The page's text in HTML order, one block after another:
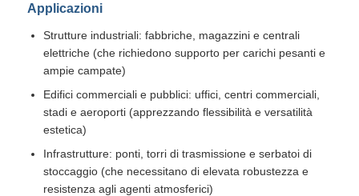
Applicazioni
Strutture industriali: fabbriche, magazzini e centrali
elettriche (che richiedono supporto per carichi pesanti e
ampie campate)
Edifici commerciali e pubblici: uffici, centri commerciali,
stadi e aeroporti (apprezzando flessibilità e versatilità
estetica)
Infrastrutture: ponti, torri di trasmissione e serbatoi di
stoccaggio (che necessitano di elevata robustezza e
resistenza agli agenti atmosferici)